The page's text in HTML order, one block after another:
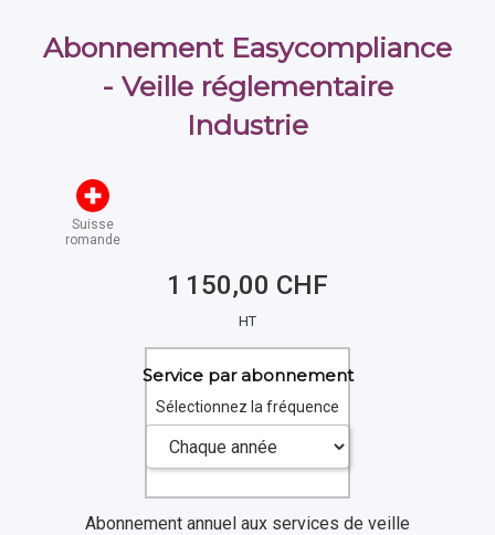
Abonnement Easycompliance
- Veille réglementaire
Industrie
Suisse
romande
1 150,00 CHF
HT
Service par abonnement
Sélectionnez la fréquence
Abonnement annuel aux services de veille